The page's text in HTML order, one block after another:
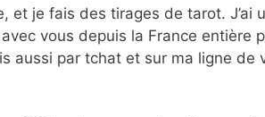
je fais des tirages de tarot. J’ai
vous depuis la France entière
aussi par tchat et sur ma ligne de